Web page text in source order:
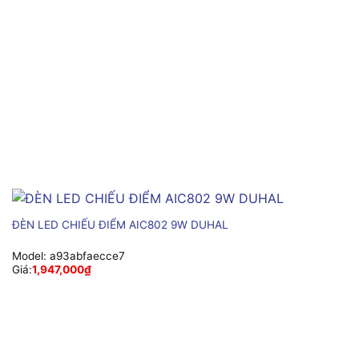
ĐÈN LED CHIẾU ĐIỂM AIC802 9W DUHAL
Model: a93abfaecce7
Giá:1,947,000₫